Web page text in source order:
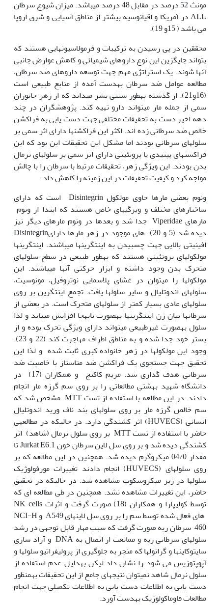
مونث 52 درصد در مقابل 48 درصد می‫باشد. میزان شیوع سرطان
ALL در آمریکا و اقیانوسیه بیشتر از مناطق آسیایی و شرق اروپا
می باشد ( 15و 19).
محققین در پی رسیدن به ترکیبات و فرمولاسیون‫هایی هستند که
بتواند جایگزین این نوع داروهای شیمیائی و کاهش عوارض جانبی
آن‫ها شوند. یک استراتژی مهم جهت توسعه داروهای ضد سرطان،
مطالعه عوامل ضد سرطان به‫دست آمده از منابع طبیعی است
(16و21). از گذشته به‫طور سنتی بشر می‫داند که از زهر جانوران
سمی از جمله مار می‫تواند دارو تهیه کند. پژوهشگران در چند
دهه اخیر دست به تحقیقات مختلفی جهت دست یابی به فراکشن
خالص ضد سرطانی زده اند. اکثر این فراکشن‫ها دارای اثر سمی بر
سلول‫های سرطانی بودند اما مشکل این تحقیقات این بود که این
فراکشن‫های پپتیدی یا پروتئینی دارای اثر سمی بر سلول‫های نرمال
بدن بودند. این ویژگی زهر، تحقیقات مرتبط با سرطان را با چالش
مواجه کرد و کیفیت تحقیقات در این زمینه را کاهش داد.
ونوم بعضی مارها حاوی مولکول Disintegrin است که دارای
ساختار‫های مختلف و ویژگی‫های خاص هستند که ابتدا از ونوم
مارهای Viperidae جدا شد و بعد‫ها در ونوم مارهای دیگر نیز
دیده شد (5 و 20). Disintegrin‫های موجود در زهر مارها دارای
افینیتی بالایی جهت چسبیدن به اینتگرین‫ها می‫باشند. اینتگرین‫ها
مولکول‫های پروتئینی هستند که به‫طور طبیعی در سطح سلول‫های
متحرک بدن وجود داشته و ابزار حرکتی آن‫ها می‫باشند. این
مولکول‫ها را می‫توان در غشای پلاسمایی نوتروفیل‫، مونوسیت‫،
سلول‫های اندوتلیال و سایر سلول‫ها یافت. تجمع اینتگرین بر روی
سلول‫های عادی بسیار کمتر از سلول‫های متحرک است. در بعضی از
سرطان‫ها بیان ژن اینتگرین‫ها به‫صورت نابه‫جا افزایش می‫یابد و لذا
سلول به‫صورت غیرطبیعی می‫تواند دارای ویژگی تحرک بوده و از
بستر خود جدا شده و به مناطق اطراف مهاجرت کند (22 و 23).
وجود این مولکول‫ها در زهر خانواده کبری ثابت شده و لذا این
تحقیق جهت جستجوی یک فراکشن ضد متاستاز با خاصیت ضد
سرطانی هدف گذاری شد. مریم کاکنج و همکاران (17) در
دانشگاه شهید بهشتی مطالعاتی را بر روی سم گرزه مار انجام
دادند. در این مطالعه با استفاده از تست MTT مشخص شد که
سم خالص گرزه مار بر روی سلول‫های بند ناف ورید اندوتلیال
انسانی (HUVECS) اثر کشندگی دارد. در حالی‫که در مطالعه‫ی
حاضر با استفاده از تست MTT بر روی سلول نرمال (شاهد) اثر
کشندگی دیده شد و بر روی سل لاین سرطان خون Jurkat E6.1 تا
مقدار 04/0 میکروگرم دیده شد. همچنین در این مطالعه که بر
روی سلول‫های (HUVECS) انجام دادند تغییرات مورفولوژیک
سلول‫ها در زیر میکروسکوپ مشاهده شد. در حالی‫که در تحقیق
حاضر، این تغییرات مشاهده نشد. همچنین در طی مطالعه ای که
توسط کولیپارا و همکاران (18) صورت گرفت و اثرات NK cells
های فعال شده توسط سم را بر روی سل لاین‫های A549 و NCI-H
460 سرطان ریه صورت گرفت که سبب مهار قابل توجهی در رشد
سلول‫های سرطانی ریه و ممانعت از اتصال به DNA و آزاد سازی
سایتوکاین‫ها و گرانول‫ها که منجر به جلوگیری از پرولیفراتیو سلول‫ها و
آپوپتوزیس می شود را نشان داد لیکن به‫دلیل عدم استفاده از
سلول نرمال شاهد نمی‫توان نتیجه‫ای جامع از این تحقیقات به‫منظور
دست یابی به اطلاعات دست یابی به اطلاعات تکمیلی جهت انجام
مطالعات فاوماکولوژیک به‫دست آورد.